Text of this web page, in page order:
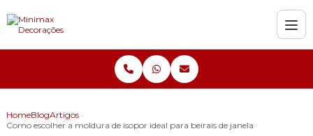
HomeBlogArtigos
Como escolher a moldura de isopor ideal para beirais de janela